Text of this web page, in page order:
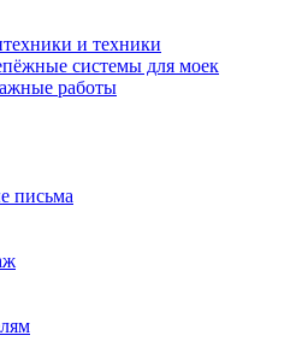
и техники
системы для моек
работы
письма